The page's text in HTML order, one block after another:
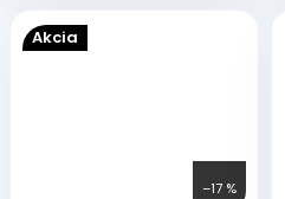
Akcia
–17 %